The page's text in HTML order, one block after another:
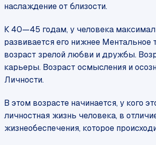
наслаждение от близости.
К 40—45 годам, у человека
развивается его нижнее Ментальное
возраст зрелой любви и дружбы.
карьеры. Возраст осмысления и
Личности.
В этом возрасте начинается, у кого
личностная жизнь человека, в
жизнеобеспечения, которое